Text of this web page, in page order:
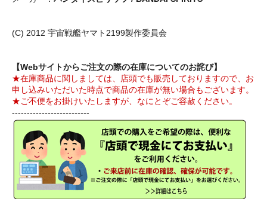
(C) 2012 宇宙戦艦ヤマト2199製作委員会
【Webサイトからご注文の際の在庫についてのお詫び】
★在庫商品に関しましては、店頭でも販売しておりますので、お
申し込みいただいた時点で商品の在庫が無い場合もございます。
★ご不便をお掛けいたしますが、なにとぞご容赦ください。
--------------------------